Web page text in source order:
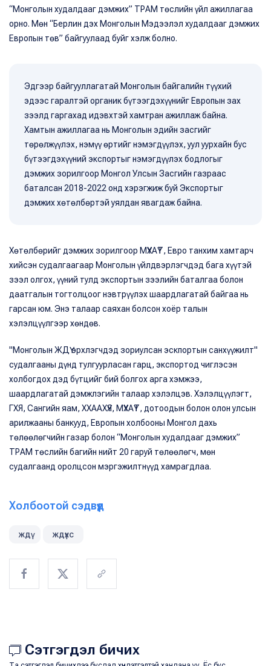
“Монголын худалдааг дэмжих” ТРАМ төслийн үйл ажиллагаа
орно. Мөн “Берлин дэх Монголын Мэдээлэл худалдааг дэмжих
Европын төв” байгуулаад буйг хэлж болно.
Эдгээр байгууллагатай Монголын байгалийн түүхий
эдээс гаралтэй органик бүтээгдэхүүнийг Европын зах
зээлд гаргахад идэвхтэй хамтран ажиллаж байна.
Хамтын ажиллагаа нь Монголын эдийн засгийг
төрөлжүүлэх, нэмүү өртийг нэмэгдүүлэх, уул уурхайн бус
бүтээгдэхүүний экспортыг нэмэгдүүлэх бодлогыг
дэмжих зорилгоор Монгол Улсын Засгийн газраас
баталсан 2018-2022 онд хэрэгжиж буй Экспортыг
дэмжих хөтөлбөртэй уялдан явагдаж байна.
Хөтөлбөрийг дэмжих зорилгоор МҮХАҮТ, Евро танхим хамтарч
хийсэн судалгаагаар Монголын үйлдвэрлэгчдэд бага хүүтэй
зээл олгох, үүний тулд экспортын зээлийн баталгаа болон
даатгалын тогтолцоог нэвтрүүлэх шаардлагатай байгаа нь
гарсан юм. Энэ талаар саяхан болсон хоёр талын
хэлэлцүүлгээр хөндөв.
"Монголын ЖДҮ эрхлэгчдэд зориулсан эскпортын санхүүжилт"
судалгааны дүнд тулгуурласан гарц, экспортод чиглэсэн
холбогдох дэд бүтцийг бий болгох арга хэмжээ,
шаардлагатай дэмжлэгийн талаар хэлэлцэв. Хэлэлцүүлэгт,
ГХЯ, Сангийн яам, ХХААХҮЯ, МҮХАҮТ, дотоодын болон олон улсын
арилжааны банкууд, Европын холбооны Монгол дахь
төлөөлөгчийн газар болон “Монголын худалдааг дэмжих”
ТРАМ төслийн багийн нийт 20 гаруй төлөөлөгч, мөн
судалгаанд оролцсон мэргэжилтнүүд хамрагдлаа.
Холбоотой сэдвүүд
ждү ждүхс
Сэтгэгдэл бичих